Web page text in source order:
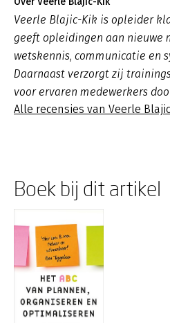
Veerle Blajic-Kik is opleider
geeft opleidingen aan nieuwe
wetskennis, communicatie en
Daarnaast verzorgt zij
voor ervaren medewerkers
Alle recensies van Veerle
Boek bij dit artikel